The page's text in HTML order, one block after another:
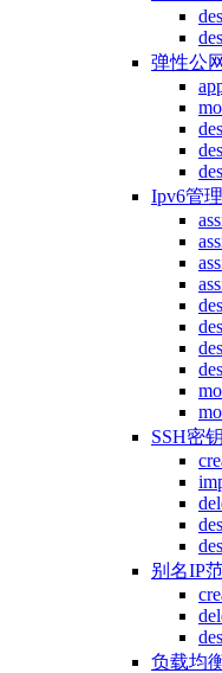
弹性公
Ipv6管理
SSH密
别名IP
负载均